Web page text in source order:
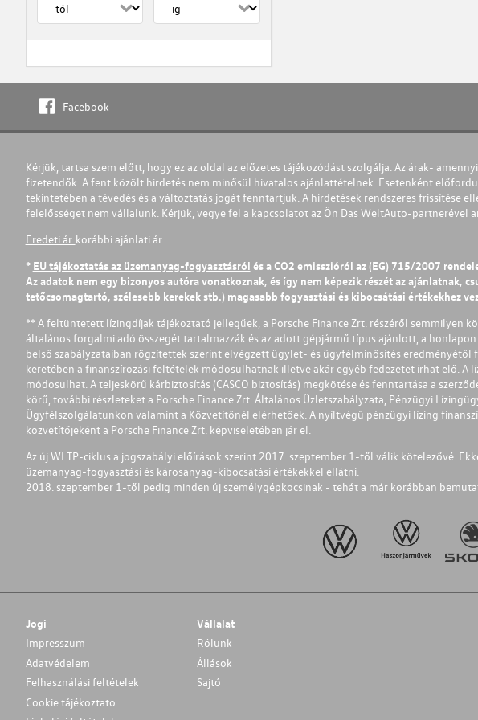
Facebook
Kérjük, tartsa szem előtt, hogy ez az oldal az előzetes tájékozódást szolgálja. Az árak-
fizetendők. A fent közölt hirdetés nem minősül hivatalos ajánlattételnek. Esetenként
tekintetében a tévedés és a változtatás jogát fenntartjuk. A hirdetések rendszeres frissítése
felelősséget nem vállalunk. Kérjük, vegye fel a kapcsolatot az Ön Das WeltAuto-partnerével
Eredeti ár:korábbi ajánlati ár
* EU tájékoztatás az üzemanyag-fogyasztásról és a CO2 emisszióról az (EG) 715/2007
Az adatok nem egy bizonyos autóra vonatkoznak, és így nem képezik részét az ajánlatnak,
tetőcsomagtartó, szélesebb kerekek stb.) magasabb fogyasztási és kibocsátási értékekhez
** A feltüntetett lízingdíjak tájékoztató jellegűek, a Porsche Finance Zrt. részéről
általános forgalmi adó összegét tartalmazzák és az adott gépjármű típus ajánlott, a
belső szabályzataiban rögzítettek szerint elvégzett ügylet- és ügyfélminősítés
keretében a finanszírozási feltételek módosulhatnak illetve akár egyéb fedezetet írhat elő. A
módosulhat. A teljeskörű kárbiztosítás (CASCO biztosítás) megkötése és fenntartása a
körű, további részleteket a Porsche Finance Zrt. Általános Üzletszabályzata, Pénzügyi
Ügyfélszolgálatunkon valamint a Közvetítőnél elérhetőek. A nyíltvégű pénzügyi lízing
közvetítőjeként a Porsche Finance Zrt. képviseletében jár el.
Az új WLTP-ciklus a jogszabályi előírások szerint 2017. szeptember 1-től válik kötelezővé.
üzemanyag-fogyasztási és károsanyag-kibocsátási értékekkel ellátni.
2018. szeptember 1-től pedig minden új személygépkocsinak - tehát a már korábban
Jogi
Impresszum
Adatvédelem
Felhasználási feltételek
Cookie tájékoztato
Vállalat
Rólunk
Állások
Sajtó